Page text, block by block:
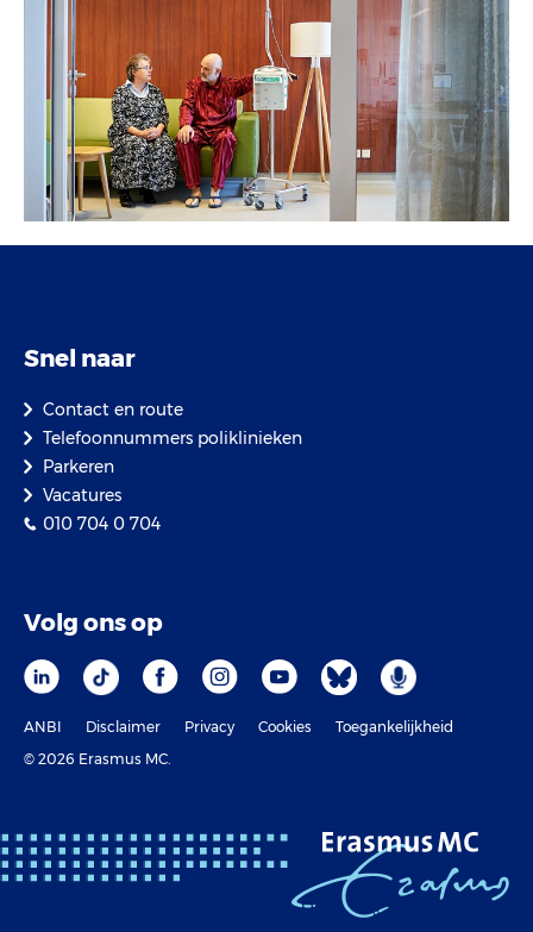
Snel naar
Contact en route
Telefoonnummers poliklinieken
Parkeren
Vacatures
010 704 0 704
Volg ons op
ANBI Disclaimer Privacy Cookies
Toegankelijkheid
© 2026 Erasmus MC.